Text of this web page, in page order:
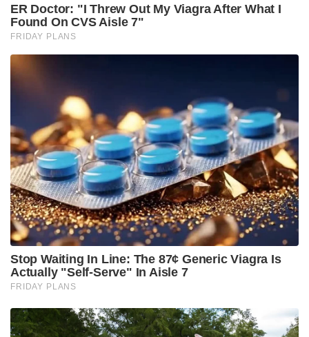
സമ്മാനിക്കുന്നത്. ക്ഷേത്രമുറ്റത്തെ ആ
കർപ്പൂരഗന്ധവും ഒൻപത് നിറങ്ങളിലുള്ള പട്ടു
ചാർത്തിയ ശിവലിംഗങ്ങളുടെ ദൃശ്യവും മനസ്സിൽ
നിന്നും മായാതെ കൂടെപ്പോരുമ്പോൾ, വരാനിരിക്കുന്ന
കാലത്തെ പുഞ്ചിരിയോടെ നേരിടാൻ ഓരോ ഭക്തന്റെ
ഉള്ളിലും ഒരു പുതിയ പ്രകാശം
ജ്വലിച്ചുയർന്നിട്ടുണ്ടാകും.
Tags: temple navagraha temple